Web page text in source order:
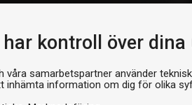
har kontroll över
våra samarbetspartner använder
inhämta information om dig för olika